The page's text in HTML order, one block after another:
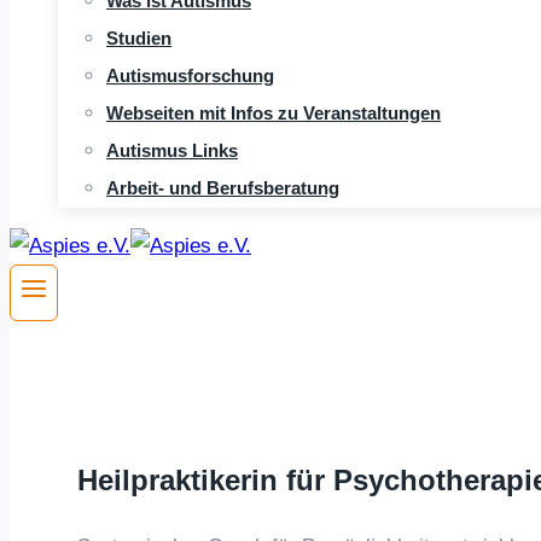
Studien
Autismusforschung
Webseiten mit Infos zu Veranstaltungen
Autismus Links
Arbeit- und Berufsberatung
Heilpraktikerin für